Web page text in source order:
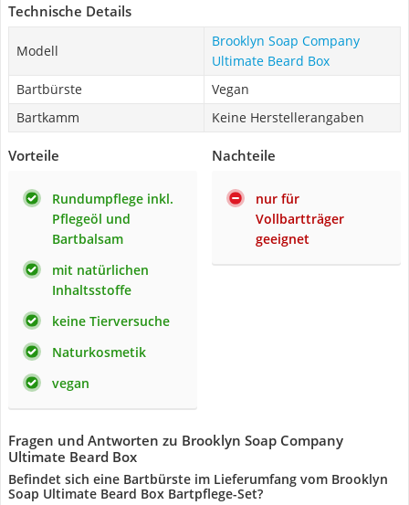
Technische Details
Modell
Brooklyn Soap Company
Ultimate Beard Box
Bartbürste
Vegan
Bartkamm
Keine Herstellerangaben
Vorteile
Rundumpflege inkl.
Pflegeöl und
Bartbalsam
mit natürlichen
Inhaltsstoffe
keine Tierversuche
Naturkosmetik
vegan
Nachteile
nur für
Vollbartträger
geeignet
Fragen und Antworten zu Brooklyn Soap Company
Ultimate Beard Box
Befindet sich eine Bartbürste im Lieferumfang vom Brooklyn
Soap Ultimate Beard Box Bartpflege-Set?